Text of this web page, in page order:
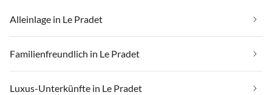
Alleinlage in Le Pradet
Familienfreundlich in Le Pradet
Luxus-Unterkünfte in Le Pradet